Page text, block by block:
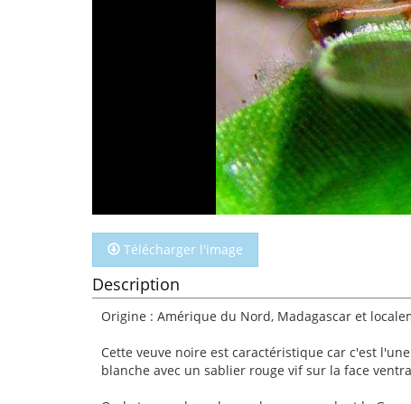
Télécharger l'image
Description
Origine : Amérique du Nord, Madagascar et
Cette veuve noire est caractéristique car c'est
blanche avec un sablier rouge vif sur la face